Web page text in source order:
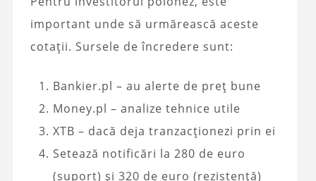
important unde să urmărească aceste
cotații. Sursele de încredere sunt:
Bankier.pl – au alerte de preț bune
Money.pl – analize tehnice utile
XTB – dacă deja tranzacționezi prin ei
Setează notificări la 280 de euro
(suport) și 320 de euro (rezistență)